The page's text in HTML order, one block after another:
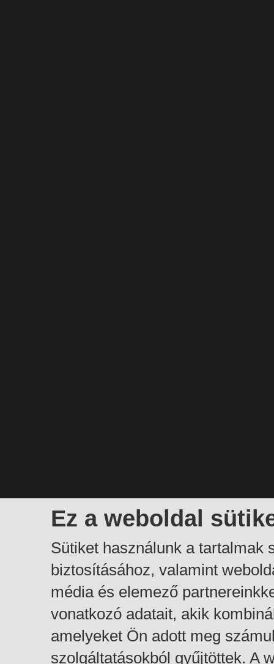
Ez a weboldal
Sütiket használunk a tartalmak
biztosításához, valamint
média és elemező
vonatkozó adatait, akik
amelyeket Ön adott meg
szolgáltatásokból gyűjtöttek. A